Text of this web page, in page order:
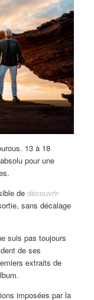
13 à 18
pour une
dedécouvrir
sans décalage
suis pas toujours
de ses
extraits de
imposées par la